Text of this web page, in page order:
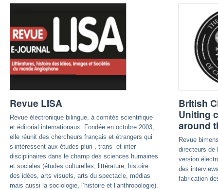
Revue LISA
Revue électronique bilingue, à comités scientifique
et éditorial internationaux. Fondée en octobre 2003,
elle réunit des chercheurs français et étrangers qui
s’intéressent aux études pluri-, trans- et inter-
disciplinaires dans le champ des sciences humaines
et sociales (études culturelles, littérature, histoire
des idées, arts visuels, arts du spectacle, médias
mais aussi la sociologie, l’histoire et l’anthropologie).
British
Uniting
around
Revue
directeurs de
version
des
fabrication